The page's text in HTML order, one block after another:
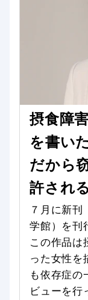
摂食障
を書い
だから
許され
７月に新
学館）を刊
この作品は
った女性を
も依存症の
ビューを行